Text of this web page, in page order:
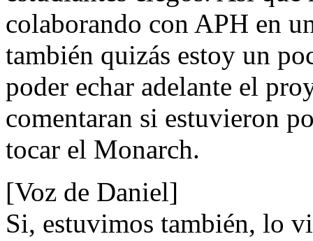
colaborando con APH en
también quizás estoy un
poder echar adelante el
comentaran si estuvieron
tocar el Monarch.
[Voz de Daniel]
Si, estuvimos también, lo